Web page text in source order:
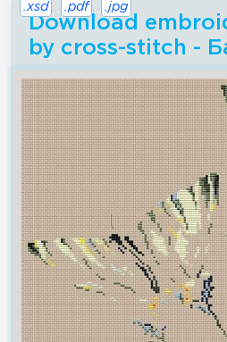
Download
by cross-stitch -
.xsd .pdf .jpg